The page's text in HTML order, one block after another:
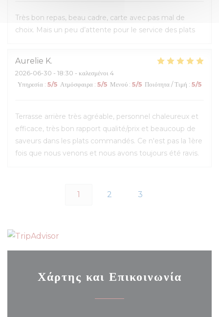
Très bon repas, beau cadre, carte avec pas mal de
choix. Mais un peu d’attente pour le service des plats
Aurelie K
2026-06-30 - 18:30 - καλεσμένοι 4
Υπηρεσία : 5/5 Ατμόσφαιρα : 5/5 Μενού : 5/5 Ποιότητα / Τιμή : 5/5
Terrasse arrière très agréable, personnel chaleureux et
efficace, très bon rapport qualité/prix et beaucoup de
saveurs dans les plats commandés. Ce n'est pas la 1ère
fois que nous venons et nous avons toujours été ravis.
1 2 3
Χάρτης και Επικοινωνία